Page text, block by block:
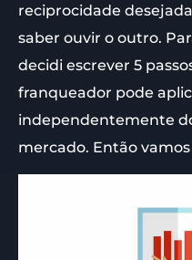
reciprocidade
saber ouvir o outro.
decidi escrever 5
franqueador pode
independentemente
mercado. Então vamos